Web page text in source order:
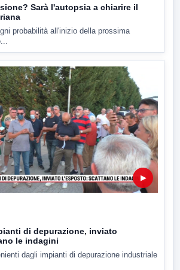
Sarà l'autopsia a chiarire il
probabilità all'inizio della prossima
▶
di depurazione, inviato
le indagini
dagli impianti di depurazione industriale